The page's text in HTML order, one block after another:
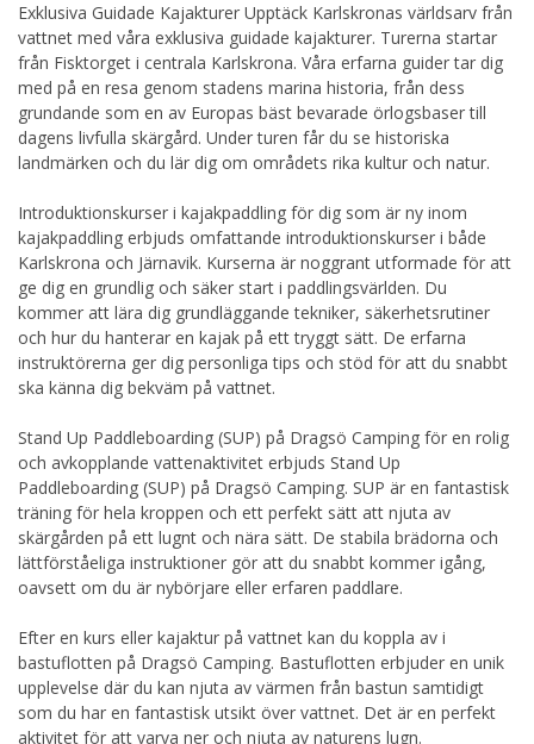
Exklusiva Guidade Kajakturer Upptäck Karlskronas världsarv från
vattnet med våra exklusiva guidade kajakturer. Turerna startar
från Fisktorget i centrala Karlskrona. Våra erfarna guider tar dig
med på en resa genom stadens marina historia, från dess
grundande som en av Europas bäst bevarade örlogsbaser till
dagens livfulla skärgård. Under turen får du se historiska
landmärken och du lär dig om områdets rika kultur och natur.
Introduktionskurser i kajakpaddling för dig som är ny inom
kajakpaddling erbjuds omfattande introduktionskurser i både
Karlskrona och Järnavik. Kurserna är noggrant utformade för att
ge dig en grundlig och säker start i paddlingsvärlden. Du
kommer att lära dig grundläggande tekniker, säkerhetsrutiner
och hur du hanterar en kajak på ett tryggt sätt. De erfarna
instruktörerna ger dig personliga tips och stöd för att du snabbt
ska känna dig bekväm på vattnet.
Stand Up Paddleboarding (SUP) på Dragsö Camping för en rolig
och avkopplande vattenaktivitet erbjuds Stand Up
Paddleboarding (SUP) på Dragsö Camping. SUP är en fantastisk
träning för hela kroppen och ett perfekt sätt att njuta av
skärgården på ett lugnt och nära sätt. De stabila brädorna och
lättförståeliga instruktioner gör att du snabbt kommer igång,
oavsett om du är nybörjare eller erfaren paddlare.
Efter en kurs eller kajaktur på vattnet kan du koppla av i
bastuflotten på Dragsö Camping. Bastuflotten erbjuder en unik
upplevelse där du kan njuta av värmen från bastun samtidigt
som du har en fantastisk utsikt över vattnet. Det är en perfekt
aktivitet för att varva ner och njuta av naturens lugn.